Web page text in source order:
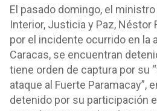
El pasado domingo, el
Interior, Justicia y Paz, Néstor
por el incidente ocurrido en la
Caracas, se encuentran
tiene orden de captura por su
ataque al Fuerte Paramacay”,
detenido por su participación